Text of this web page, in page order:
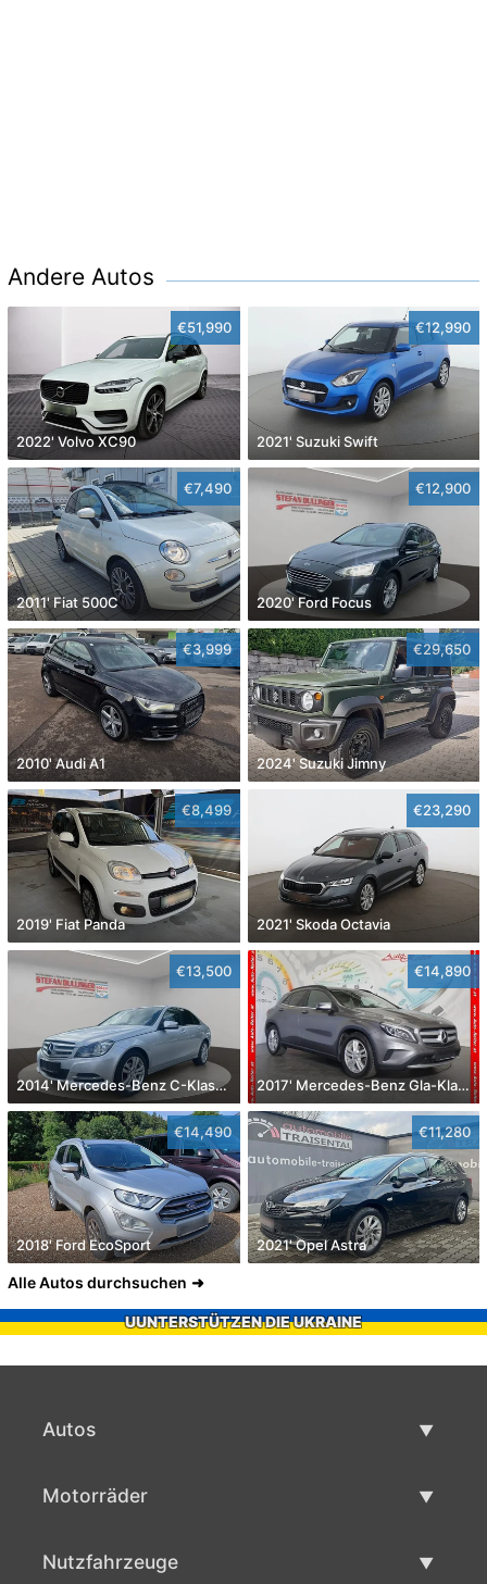
Andere Autos
€51,990
2022' Volvo XC90
€12,990
2021' Suzuki Swift
€7,490
2011' Fiat 500C
€12,900
2020' Ford Focus
€3,999
2010' Audi A1
€29,650
2024' Suzuki Jimny
€8,499
2019' Fiat Panda
€23,290
2021' Skoda Octavia
€13,500
2014' Mercedes-Benz C-Klasse
€14,890
2017' Mercedes-Benz Gla-Klasse
€14,490
2018' Ford EcoSport
€11,280
2021' Opel Astra
Alle Autos durchsuchen
UUNTERSTÜTZEN DIE UKRAINE
Autos
Motorräder
Nutzfahrzeuge